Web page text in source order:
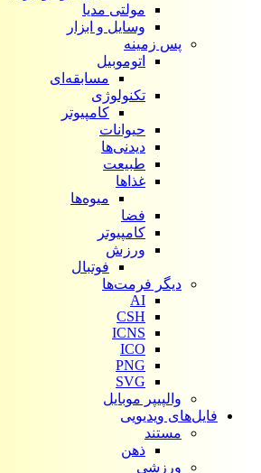
مولتی مدیا
وسایل و ابزار
پس زمینه
اتوموبیل
مسابقه‌ای
تکنولوژی
کامپیوتر
حیوانات
دیدنی‌ها
طبیعت
غذاها
میوه‌ها
فضا
کامپیوتر
ورزش
فوتبال
دیگر فرمت‌ها
AI
CSH
ICNS
ICO
PNG
SVG
والپیپر موبایل
فایل‌های ویدیویی
مستند
ذهن
ورزشی